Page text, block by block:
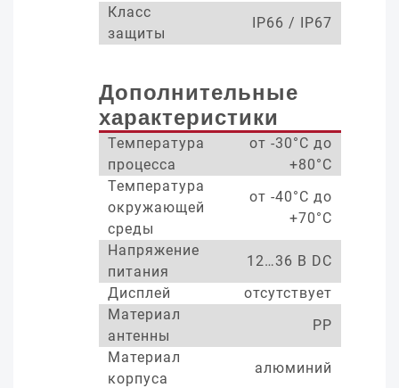
Класс
защиты
IP66 / IP67
Дополнительные
характеристики
Температура
процесса
от -30°С до
+80°С
Температура
окружающей
среды
от -40°С до
+70°С
Напряжение
питания
12…36 В DC
Дисплей
отсутствует
Материал
антенны
PP
Материал
корпуса
алюминий